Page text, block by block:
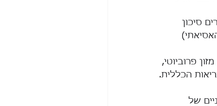
סיכון
פרוביוטי,
הכללית.
של